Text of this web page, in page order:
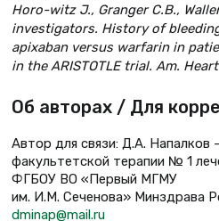
Horo-witz J., Granger C.B.,
investigators. History of
apixaban versus warfarin in
in the ARISTOTLE trial. Am.
Об авторах / Для
Автор для связи: Д.А. Напалков
факультетской терапии № 1
ФГБОУ ВО «Первый МГМУ
им. И.М. Сеченова» Минздрава
dminap@mail.ru